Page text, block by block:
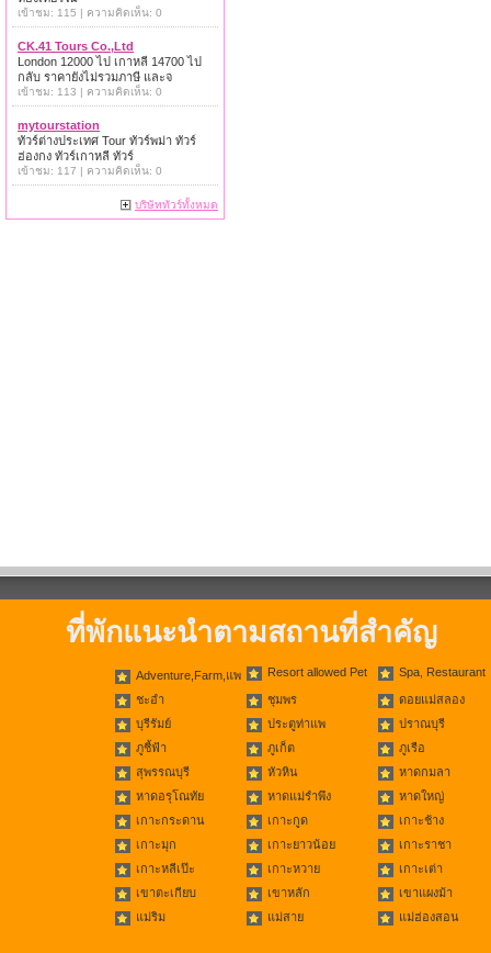
เข้าชม: 115 | ความคิดเห็น: 0
CK.41 Tours Co.,Ltd
London 12000 ไป เกาหลี 14700 ไป
กลับ ราคายังไม่รวมภาษี และจ
เข้าชม: 113 | ความคิดเห็น: 0
mytourstation
ทัวร์ต่างประเทศ Tour ทัวร์พม่า ทัวร์
ฮ่องกง ทัวร์เกาหลี ทัวร์
เข้าชม: 117 | ความคิดเห็น: 0
บริษัททัวร์ทั้งหมด
ที่พักแนะนำตามสถานที่สำคัญ
Adventure,Farm,แพ Resort allowed Pet Spa, Restaurant
ชะอำ ชุมพร
ดอยแม่สลอง
บุรีรัมย์
ประตูท่าแพ
ปราณบุรี
ภูชี้ฟ้า
ภูเก็ต
ภูเรือ
สุพรรณบุรี
หัวหิน
หาดกมลา
หาดอรุโณทัย
หาดแม่รำพึง
หาดใหญ่
เกาะกระดาน
เกาะกูด
เกาะช้าง
เกาะมุก
เกาะยาวน้อย
เกาะราชา
เกาะหลีเป๊ะ
เกาะหวาย
เกาะเต่า
เขาตะเกียบ
เขาหลัก
เขาแผงม้า
แม่ริม
แม่สาย แม่ฮ่องสอน